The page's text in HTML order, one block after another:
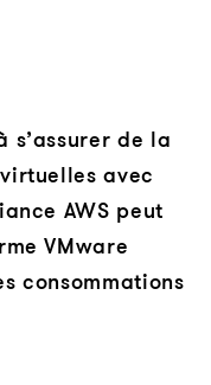
s’assurer de la
avec
AWS peut
VMware
consommations